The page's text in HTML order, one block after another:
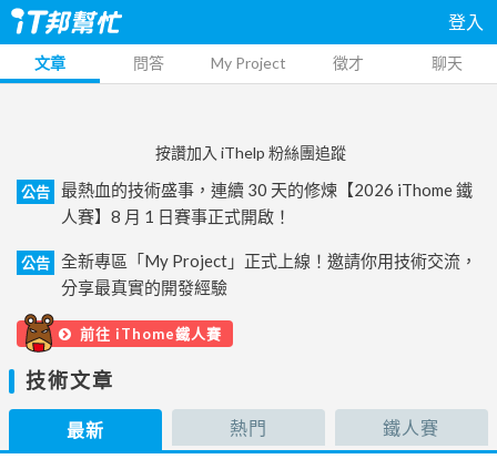
登入
文章 問答 My Project 徵才 聊天
按讚加入 iThelp 粉絲團追蹤
公告
最熱血的技術盛事，連續 30 天的修煉【2026 iThome 鐵
人賽】8 月 1 日賽事正式開啟！
公告
全新專區「My Project」正式上線！邀請你用技術交流，
分享最真實的開發經驗
前往 iThome鐵人賽
技術文章
最新 熱門 鐵人賽